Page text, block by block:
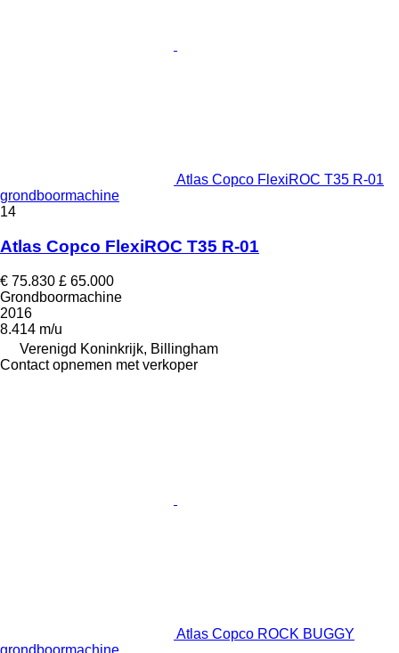
Atlas Copco FlexiROC T35 R-01
grondboormachine
14
Atlas Copco FlexiROC T35 R-01
€ 75.830 £ 65.000
Grondboormachine
2016
8.414 m/u
Verenigd Koninkrijk, Billingham
Contact opnemen met verkoper
Atlas Copco ROCK BUGGY
grondboormachine